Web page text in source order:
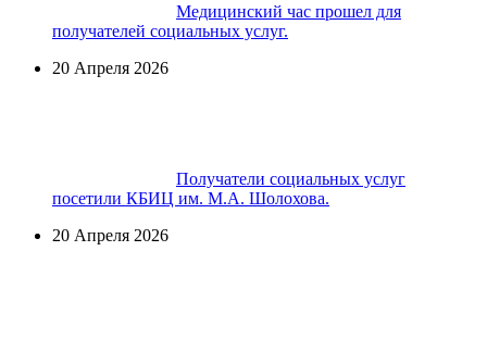
Медицинский час прошел для
получателей социальных услуг.
20 Апреля 2026
Получатели социальных услуг
посетили КБИЦ им. М.А. Шолохова.
20 Апреля 2026